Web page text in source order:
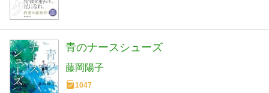
青のナースシューズ
藤岡陽子
1047